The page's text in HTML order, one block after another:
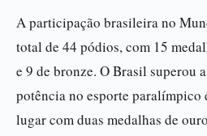
A participação brasileira no
total de 44 pódios, com 15
e 9 de bronze. O Brasil superou
potência no esporte paralímpico
lugar com duas medalhas de